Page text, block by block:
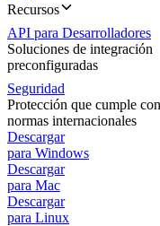
Recursos
API para Desarrolladores
Soluciones de integración
preconfiguradas
Seguridad
Protección que cumple
normas internacionales
Descargar
para Windows
Descargar
para Mac
Descargar
para Linux